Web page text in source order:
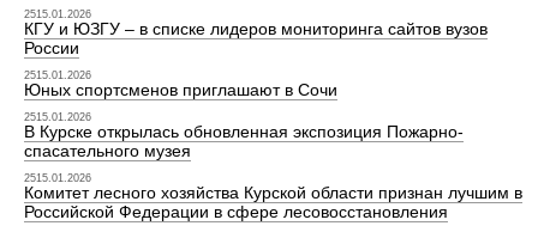
2515.01.2026
КГУ и ЮЗГУ – в списке лидеров мониторинга сайтов вузов
России
2515.01.2026
Юных спортсменов приглашают в Сочи
2515.01.2026
В Курске открылась обновленная экспозиция Пожарно-
спасательного музея
2515.01.2026
Комитет лесного хозяйства Курской области признан лучшим в
Российской Федерации в сфере лесовосстановления